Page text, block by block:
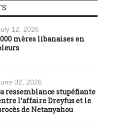
12, 2026
mères libanaises en
02, 2026
ressemblance stupéfiante
l’affaire Dreyfus et le
de Netanyahou